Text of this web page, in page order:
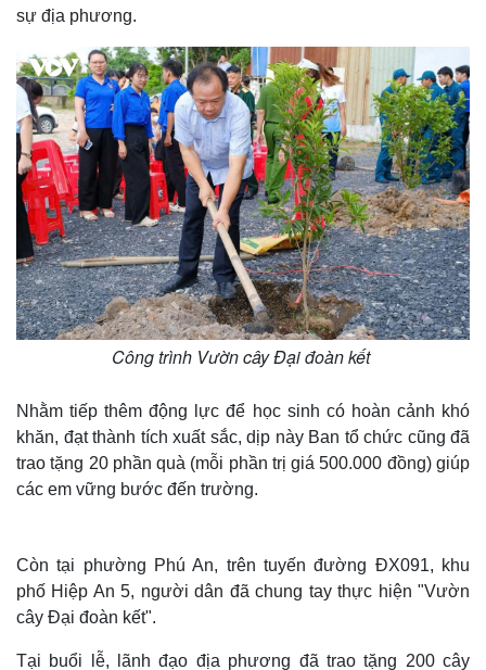
sự địa phương.
Công trình Vườn cây Đại đoàn kết
Nhằm tiếp thêm động lực để học sinh có hoàn cảnh khó
khăn, đạt thành tích xuất sắc, dịp này Ban tổ chức cũng đã
trao tặng 20 phần quà (mỗi phần trị giá 500.000 đồng) giúp
các em vững bước đến trường.
Còn tại phường Phú An, trên tuyến đường ĐX091, khu
phố Hiệp An 5, người dân đã chung tay thực hiện "Vườn
cây Đại đoàn kết".
Tại buổi lễ, lãnh đạo địa phương đã trao tặng 200 cây